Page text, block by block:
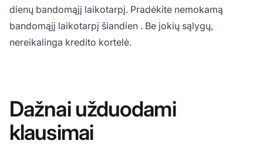
dienų bandomąjį laikotarpį. Pradėkite nemokamą
bandomąjį laikotarpį šiandien . Be jokių sąlygų,
nereikalinga kredito kortelė.
Dažnai užduodami
klausimai